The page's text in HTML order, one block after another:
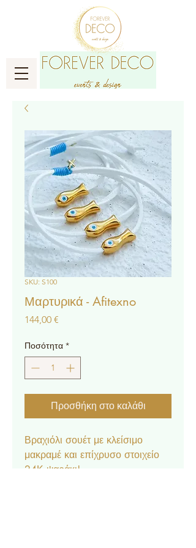
SKU: S100
Μαρτυρικά - Afitexno
144,00 €
Ποσότητα *
Προσθήκη στο καλάθι
Βραχιόλι σουέτ με κλείσιμο
μακραμέ και επίχρυσο στοιχείο
24Κ ψαράκι!